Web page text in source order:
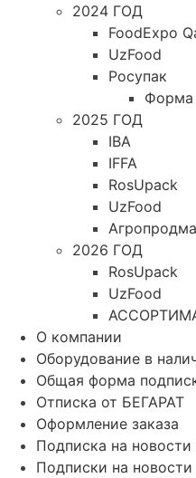
2024 ГОД
FoodExpo
UzFood
Росупак
Форма
2025 ГОД
IBA
IFFA
RosUpack
UzFood
2026 ГОД
RosUpack
UzFood
О компании
Оборудование в
Общая форма
Отписка от БЕГАРАТ
Оформление заказа
Подписка на
Подписки на новости